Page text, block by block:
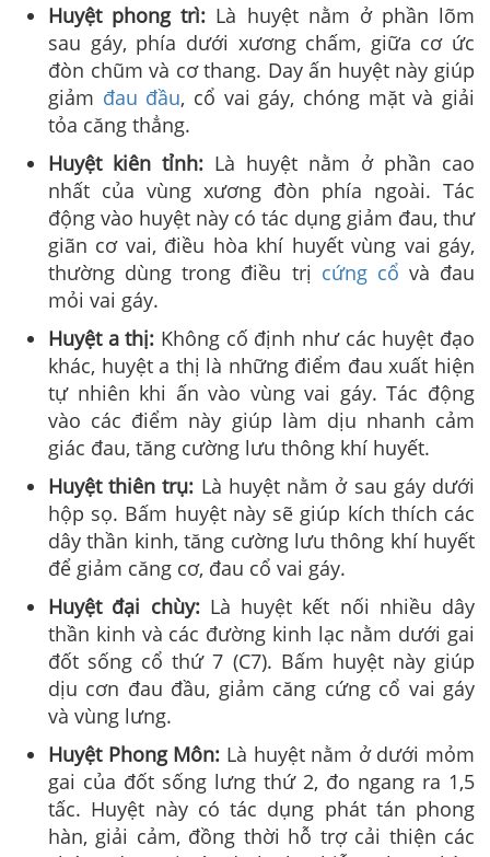
Huyệt phong trì: Là huyệt nằm ở phần lõm
sau gáy, phía dưới xương chấm, giữa cơ ức
đòn chũm và cơ thang. Day ấn huyệt này giúp
giảm đau đầu, cổ vai gáy, chóng mặt và giải
tỏa căng thẳng.
Huyệt kiên tỉnh: Là huyệt nằm ở phần cao
nhất của vùng xương đòn phía ngoài. Tác
động vào huyệt này có tác dụng giảm đau, thư
giãn cơ vai, điều hòa khí huyết vùng vai gáy,
thường dùng trong điều trị cứng cổ và đau
mỏi vai gáy.
Huyệt a thị: Không cố định như các huyệt đạo
khác, huyệt a thị là những điểm đau xuất hiện
tự nhiên khi ấn vào vùng vai gáy. Tác động
vào các điểm này giúp làm dịu nhanh cảm
giác đau, tăng cường lưu thông khí huyết.
Huyệt thiên trụ: Là huyệt nằm ở sau gáy dưới
hộp sọ. Bấm huyệt này sẽ giúp kích thích các
dây thần kinh, tăng cường lưu thông khí huyết
để giảm căng cơ, đau cổ vai gáy.
Huyệt đại chùy:Là huyệt kết nối nhiều dây
thần kinh và các đường kinh lạc nằm dưới gai
đốt sống cổ thứ 7 (C7). Bấm huyệt này giúp
dịu cơn đau đầu, giảm căng cứng cổ vai gáy
và vùng lưng.
Huyệt Phong Môn: Là huyệt nằm ở dưới mỏm
gai của đốt sống lưng thứ 2, đo ngang ra 1,5
tấc. Huyệt này có tác dụng phát tán phong
hàn, giải cảm, đồng thời hỗ trợ cải thiện các